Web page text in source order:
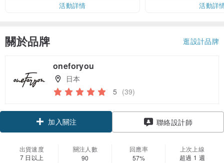
活動詳情
活動詳
關於品牌 逛設計品牌
oneforyou
日本
5 (39)
加入關注 聯絡設計師
出貨速度
7 日以上
關注人數
90
回應率
57%
上次上線
超過 1 週